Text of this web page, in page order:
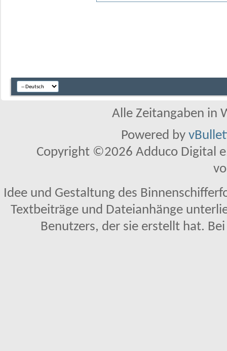
Alle Zeitangaben in
Powered by
Copyright ©2026 Adduco Digital
Idee und Gestaltung des
Textbeiträge und Dateianhänge
Benutzers, der sie erstellt hat.